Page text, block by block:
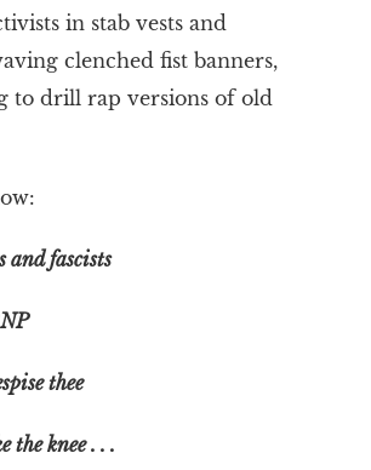
in stab vests and
clenched fist banners,
to drill rap versions of old
and fascists
thee
the knee . . .